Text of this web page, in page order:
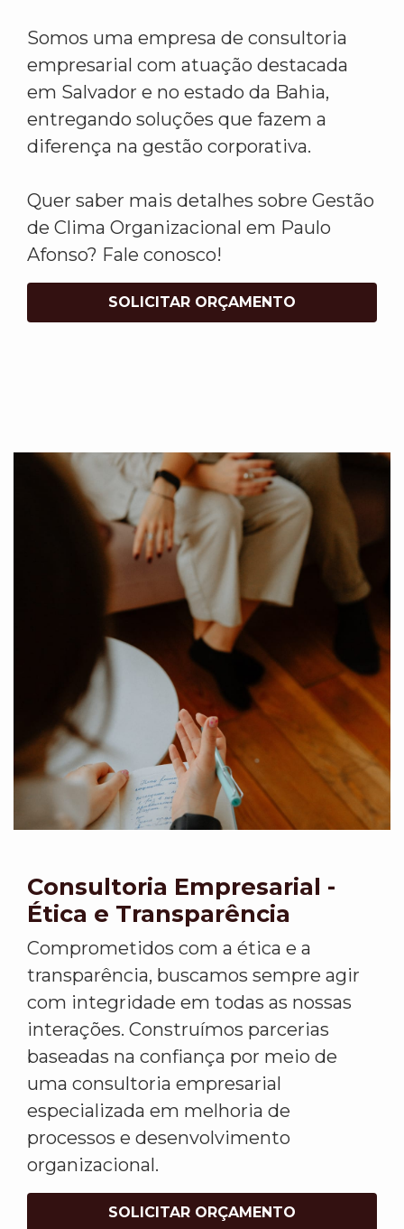
Somos uma empresa de consultoria
empresarial com atuação destacada
em Salvador e no estado da Bahia,
entregando soluções que fazem a
diferença na gestão corporativa.
Quer saber mais detalhes sobre Gestão
de Clima Organizacional em Paulo
Afonso? Fale conosco!
SOLICITAR ORÇAMENTO
Consultoria Empresarial -
Ética e Transparência
Comprometidos com a ética e a
transparência, buscamos sempre agir
com integridade em todas as nossas
interações. Construímos parcerias
baseadas na confiança por meio de
uma consultoria empresarial
especializada em melhoria de
processos e desenvolvimento
organizacional.
SOLICITAR ORÇAMENTO